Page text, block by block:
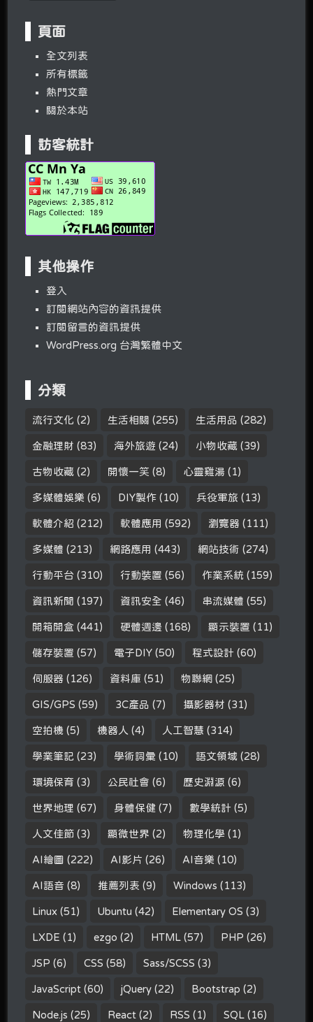
頁面
全文列表
所有標籤
熱門文章
關於本站
訪客統計
其他操作
登入
訂閱網站內容的資訊提供
訂閱留言的資訊提供
WordPress.org 台灣繁體中文
分類
流行文化 (2) 生活相關 (255) 生活用品 (282)
金融理財 (83) 海外旅遊 (24) 小物收藏 (39)
古物收藏 (2) 開懷一笑 (8) 心靈雞湯 (1)
多媒體娛樂 (6) DIY製作 (10) 兵役軍旅 (13)
軟體介紹 (212) 軟體應用 (592) 瀏覽器 (111)
多媒體 (213) 網路應用 (443) 網站技術 (274)
行動平台 (310) 行動裝置 (56) 作業系統 (159)
資訊新聞 (197) 資訊安全 (46) 串流媒體 (55)
開箱開盒 (441) 硬體週邊 (168) 顯示裝置 (11)
儲存裝置 (57) 電子DIY (50) 程式設計 (60)
伺服器 (126) 資料庫 (51) 物聯網 (25)
GIS/GPS (59) 3C產品 (7) 攝影器材 (31)
空拍機 (5) 機器人 (4) 人工智慧 (314)
學業筆記 (23) 學術詞彙 (10) 語文領域 (28)
環境保育 (3) 公民社會 (6) 歷史淵源 (6)
世界地理 (67) 身體保健 (7) 數學統計 (5)
人文佳節 (3) 顯微世界 (2) 物理化學 (1)
AI繪圖 (222) AI影片 (26) AI音樂 (10)
AI語音 (8) 推薦列表 (9) Windows (113)
Linux (51) Ubuntu (42) Elementary OS (3)
LXDE (1) ezgo (2) HTML (57) PHP (26)
JSP (6) CSS (58) Sass/SCSS (3)
JavaScript (60) jQuery (22) Bootstrap (2)
Node.js (25) React (2) RSS (1) SQL (16)